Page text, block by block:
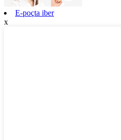
E-poçta iber
x